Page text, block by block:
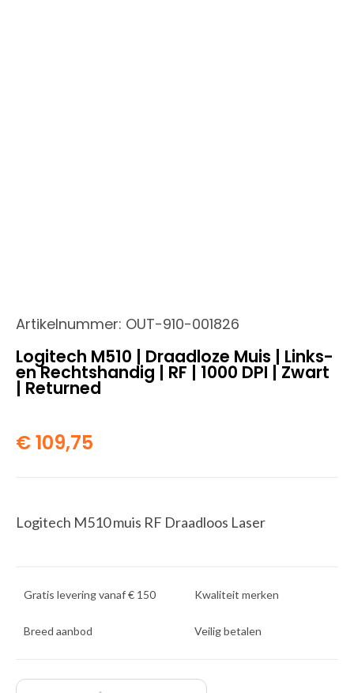
Artikelnummer: OUT-910-001826
Logitech M510 | Draadloze Muis | Links-
en Rechtshandig | RF | 1000 DPI | Zwart
| Returned
€109,75
Logitech M510 muis RF Draadloos Laser
Gratis levering vanaf € 150 Kwaliteit merken
Breed aanbod Veilig betalen